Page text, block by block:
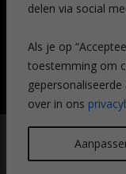
delen via social
Als je op
toestemming om
over in ons
NIEUWSBRIEF
© Kunsthuizen